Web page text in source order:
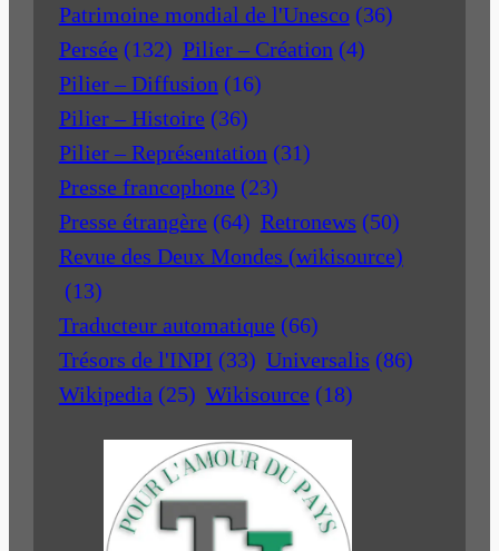
Patrimoine mondial de l'Unesco (36)
Persée (132) Pilier – Création (4)
Pilier – Diffusion (16)
Pilier – Histoire (36)
Pilier – Représentation (31)
Presse francophone (23)
Presse étrangère (64) Retronews (50)
Revue des Deux Mondes (wikisource)
(13)
Traducteur automatique (66)
Trésors de l'INPI (33) Universalis (86)
Wikipedia (25) Wikisource (18)